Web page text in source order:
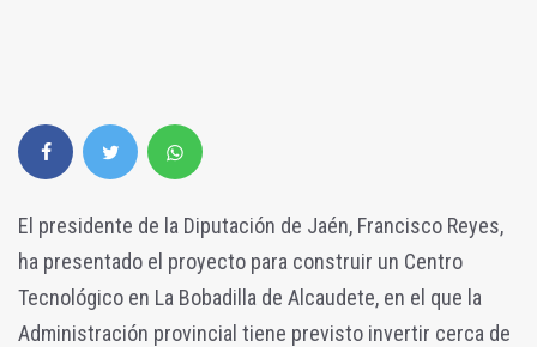
El presidente de la Diputación de Jaén, Francisco Reyes,
ha presentado el proyecto para construir un Centro
Tecnológico en La Bobadilla de Alcaudete, en el que la
Administración provincial tiene previsto invertir cerca de